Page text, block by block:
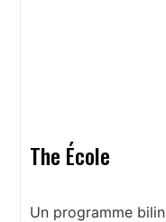
The École
Un programme